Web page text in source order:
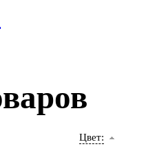
Цвет: